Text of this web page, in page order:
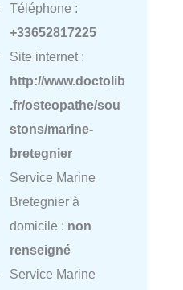
Téléphone :
+33652817225
Site internet :
http://www.doctolib
.fr/osteopathe/sou
stons/marine-
bretegnier
Service Marine
Bretegnier à
domicile : non
renseigné
Service Marine